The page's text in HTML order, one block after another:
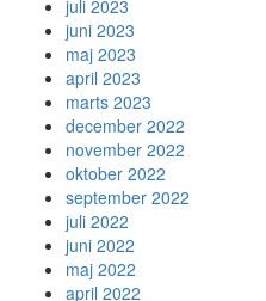
juli 2023
juni 2023
maj 2023
april 2023
marts 2023
december 2022
november 2022
oktober 2022
september 2022
juli 2022
juni 2022
maj 2022
april 2022